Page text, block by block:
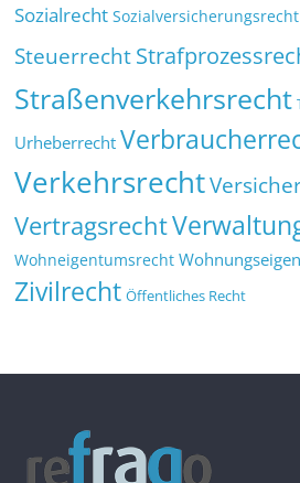
Sozialrecht Sozialversicherungsrecht
Steuerrecht
Straßenverkehrsrecht
Urheberrecht
Verkehrsrecht
Vertragsrecht
Wohneigentumsrecht
Zivilrecht Öffentliches Recht